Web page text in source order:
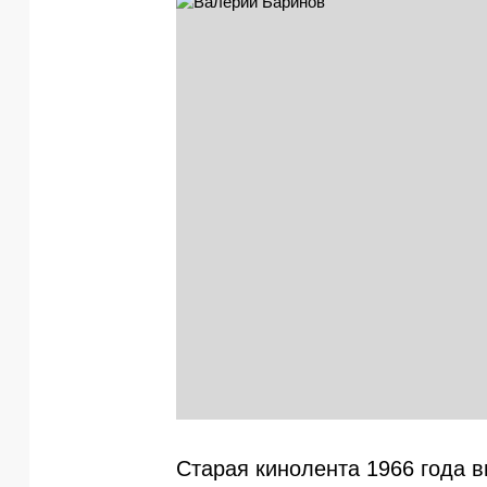
Старая кинолента 1966 года